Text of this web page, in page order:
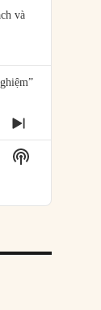
và
với
NEXT
EPISODE
Show
Podcast